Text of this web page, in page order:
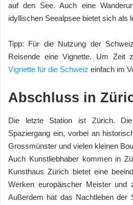
auf den See. Auch eine
idyllischen Seealpsee bietet sich als
Tipp: Für die Nutzung der
Reisende eine Vignette. Um Zeit
Vignette für die Schweiz einfach im
Abschluss in
Die letzte Station ist Zürich.
Spaziergang ein, vorbei an
Grossmünster und vielen kleinen
Auch Kunstliebhaber kommen in
Kunsthaus Zürich bietet eine
Werken europäischer Meister und
Außerdem hat das Nachtleben der